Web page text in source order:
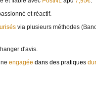
et réactif.
via plusieurs méthodes
d'avis.
engagée dans des pratiques